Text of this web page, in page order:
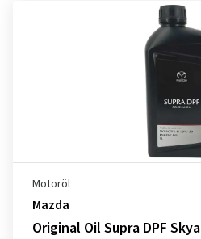
Motoröl
Mazda
Original Oil Supra DPF